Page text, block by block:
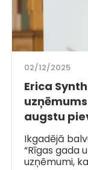
02/12/2025
Erica
augstu
Ikgadējā
“Rīgas gada
uzņēmumi,